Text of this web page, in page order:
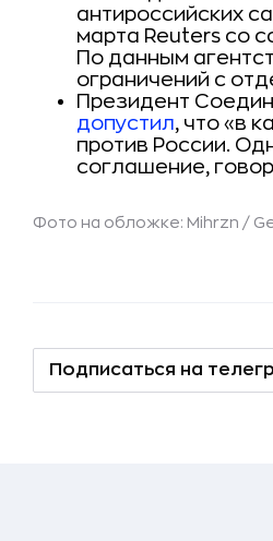
антироссийских
марта Reuters со
По данным
ограничений с
Президент
допустил, что «в
против России.
соглашение,
Фото на обложке: Mihrzn /
Подписаться на